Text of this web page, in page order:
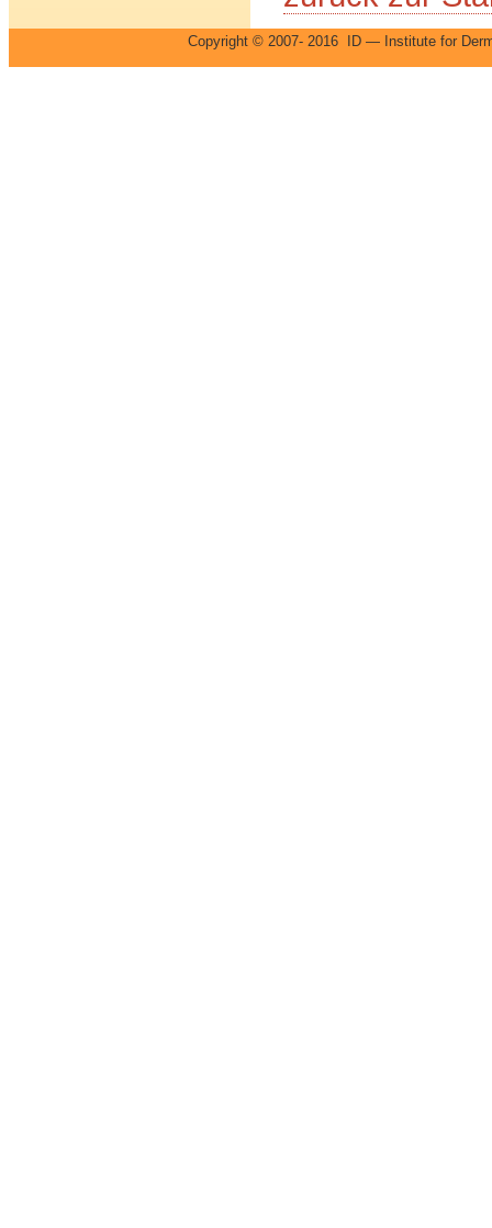
Copyright © 2007- 2016 ID — Institute for